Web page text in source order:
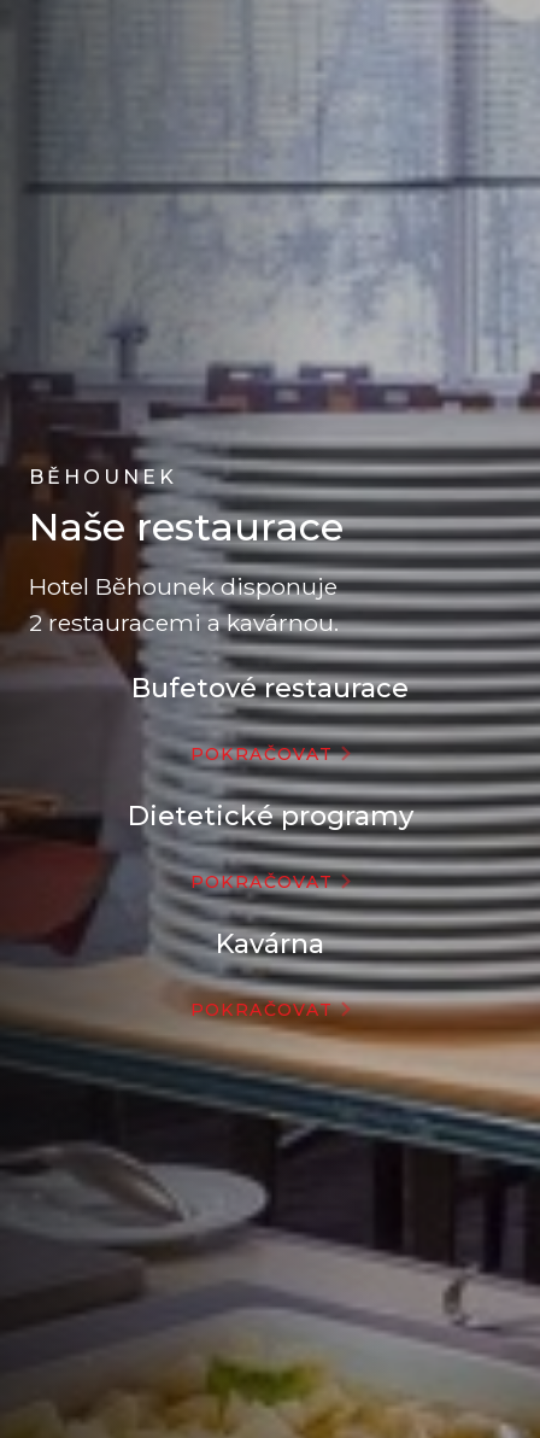
BĚHOUNEK
Naše restaurace
Hotel Běhounek disponuje
2 restauracemi a kavárnou.
Bufetové restaurace
POKRAČOVAT
Dietetické programy
POKRAČOVAT
Kavárna
POKRAČOVAT